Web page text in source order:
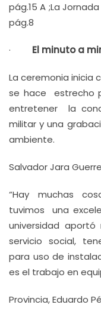
pág.15 A ;La
pág.8
· El minuto a
La ceremonia inicia
se hace estrecho
entretener la
militar y una
ambiente.
Salvador Jara
“Hay muchas
tuvimos una
universidad
servicio social,
para uso de
es el trabajo en
Provincia, Eduardo